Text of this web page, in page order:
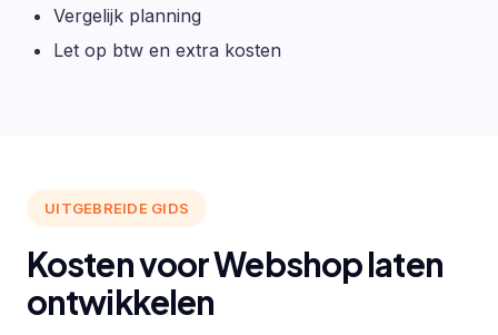
Vergelijk planning
Let op btw en extra kosten
UITGEBREIDE GIDS
Kosten voor Webshop laten
ontwikkelen